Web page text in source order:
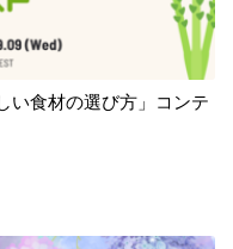
い食材の選び方」コンテ